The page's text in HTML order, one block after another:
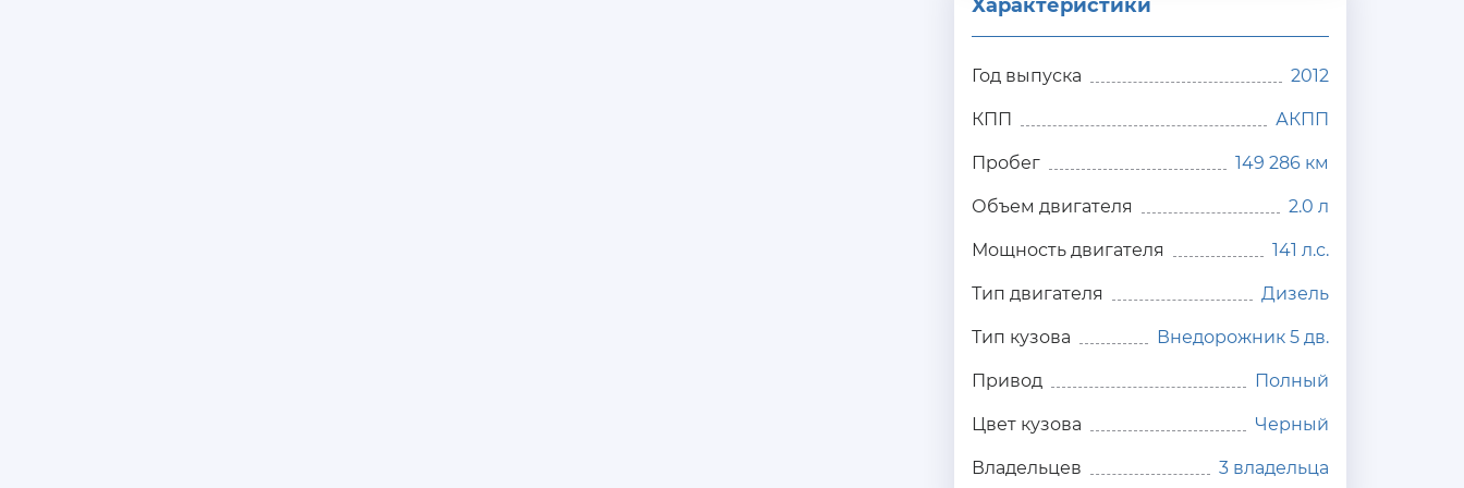
Характеристики
Год выпуска 2012
КПП АКПП
Пробег 149 286 км
Объем двигателя 2.0 л
Мощность двигателя 141 л.с.
Тип двигателя Дизель
Тип кузова Внедорожник 5 дв.
Привод Полный
Цвет кузова Черный
Владельцев 3 владельца